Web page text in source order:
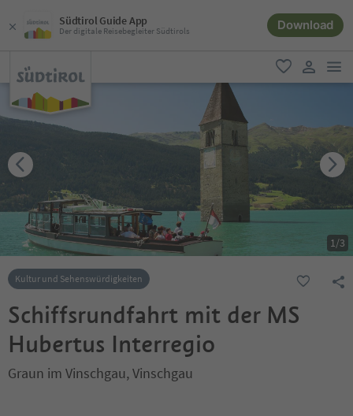
Südtirol Guide App
Der digitale Reisebegleiter Südtirols Download
favorit
user link
1/3
Kultur und Sehenswürdigkeiten
Schiffsrundfahrt mit der MS
Hubertus Interregio
Graun im Vinschgau, Vinschgau